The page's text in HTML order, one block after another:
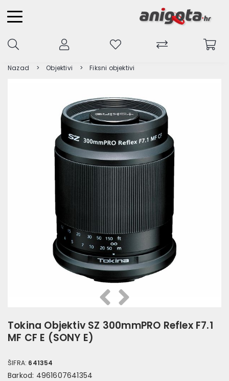
Nazad Objektivi Fiksni objektivi
PrethodnaSlijedeća
Tokina Objektiv SZ 300mmPRO Reflex F7.1
MF CF E (SONY E)
ŠIFRA: 641354
Barkod: 4961607641354